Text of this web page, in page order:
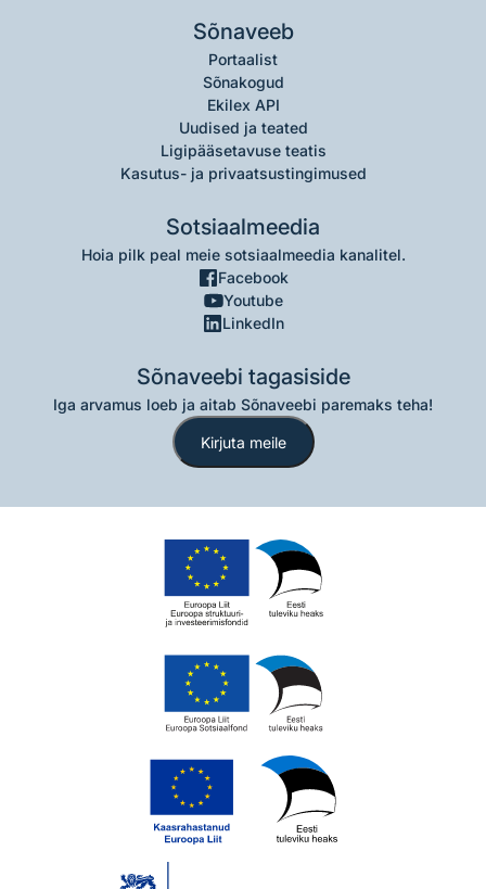
Sõnaveeb
Portaalist
Sõnakogud
Ekilex API
Uudised ja teated
Ligipääsetavuse teatis
Kasutus- ja privaatsustingimused
Sotsiaalmeedia
Hoia pilk peal meie sotsiaalmeedia kanalitel.
Facebook
Youtube
LinkedIn
Sõnaveebi tagasiside
Iga arvamus loeb ja aitab Sõnaveebi paremaks teha!
Kirjuta meile